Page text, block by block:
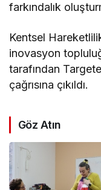
farkındalık
Kentsel
inovasyon
tarafından
çağrısına çıkıldı.
Göz Atın